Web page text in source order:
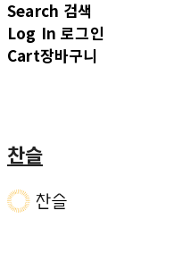
Search 검색
Log In 로그인
Cart장바구니
찬슬